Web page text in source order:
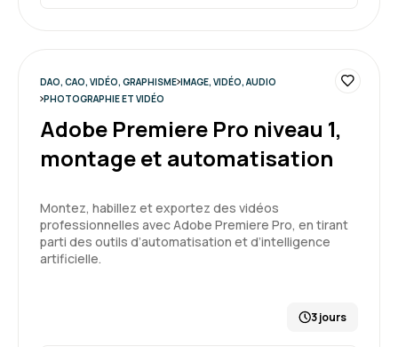
DAO, CAO, VIDÉO, GRAPHISME IMAGE, VIDÉO, AUDIO
PHOTOGRAPHIE ET VIDÉO
Adobe Premiere Pro niveau 1,
montage et automatisation
Montez, habillez et exportez des vidéos
professionnelles avec Adobe Premiere Pro, en tirant
parti des outils d’automatisation et d’intelligence
artificielle.
3 jours